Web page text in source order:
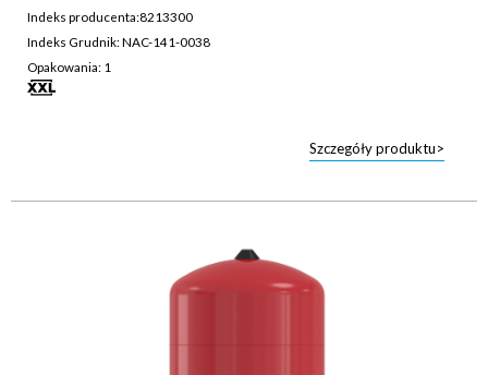
Indeks producenta:8213300
Indeks Grudnik: NAC-141-0038
Opakowania: 1
Szczegóły produktu>